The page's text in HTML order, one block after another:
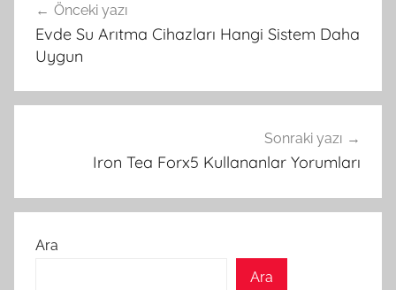
gezinmesi
Önceki yazı
Evde Su Arıtma Cihazları Hangi Sistem Daha
Uygun
Sonraki yazı
Iron Tea Forx5 Kullananlar Yorumları
Ara
Ara